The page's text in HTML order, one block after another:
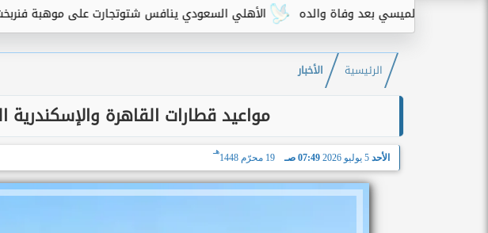
الأهلي السعودي ينافس شتوتجارت على موهبة فنربخشة الفرنسي بعد وفاة والده
الرئيسية الأخبار
مواعيد قطارات القاهرة والإسكندرية
الأحد 5 يوليو 2026 07:49 صـ 19 محرّم 1448
هـ